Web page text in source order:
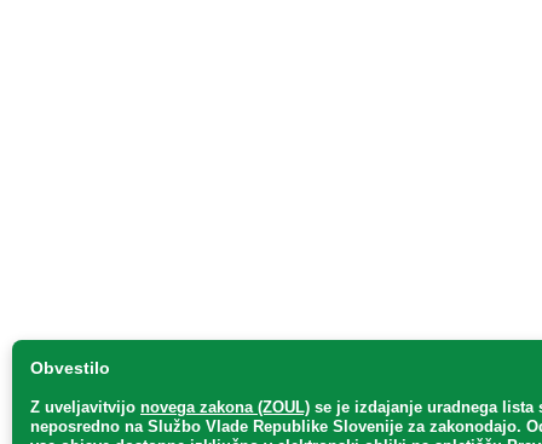
Obvestilo
Z uveljavitvijo novega zakona (ZOUL) se je izdajanje uradnega lista
neposredno na Službo Vlade Republike Slovenije za zakonodajo.